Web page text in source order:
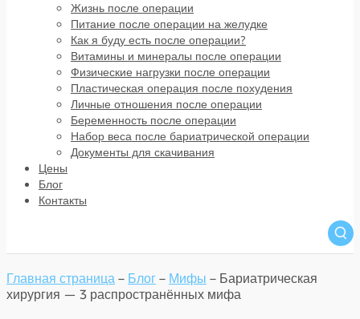
Жизнь после операции
Питание после операции на желудке
Как я буду есть после операции?
Витамины и минералы после операции
Физические нагрузки после операции
Пластическая операция после похудения
Личные отношения после операции
Беременность после операции
Набор веса после бариатрической операции
Документы для скачивания
Цены
Блог
Контакты
Главная страница – Блог – Мифы – Бариатрическая
хирургия — 3 распространённых мифа